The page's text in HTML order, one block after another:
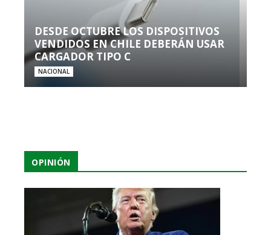
DESDE OCTUBRE LOS DISPOSITIVOS
VENDIDOS EN CHILE DEBERÁN USAR
CARGADOR TIPO C
NACIONAL
OPINIÓN